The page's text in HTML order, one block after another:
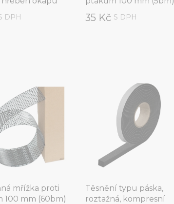
DPH 35 Kč S DPH
mřížka proti
100 mm (60bm)
Těsnění typu páska,
roztažná, kompresní